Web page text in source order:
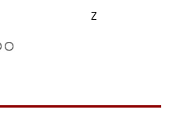
Zur Bildgalerie